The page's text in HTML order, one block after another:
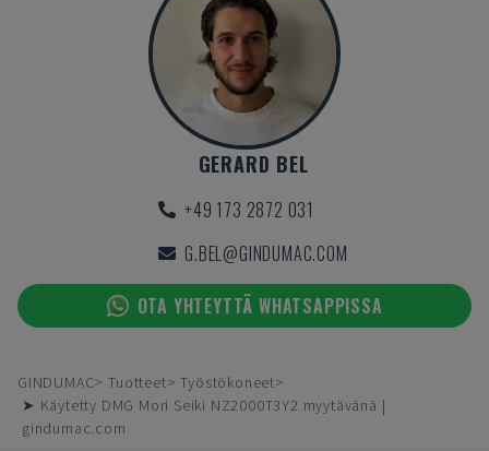
GERARD BEL
+49 173 2872 031
G.BEL@GINDUMAC.COM
OTA YHTEYTTÄ WHATSAPPISSA
GINDUMAC Tuotteet
Työstökoneet
➤ Käytetty DMG Mori Seiki NZ2000T3Y2 myytävänä |
gindumac.com